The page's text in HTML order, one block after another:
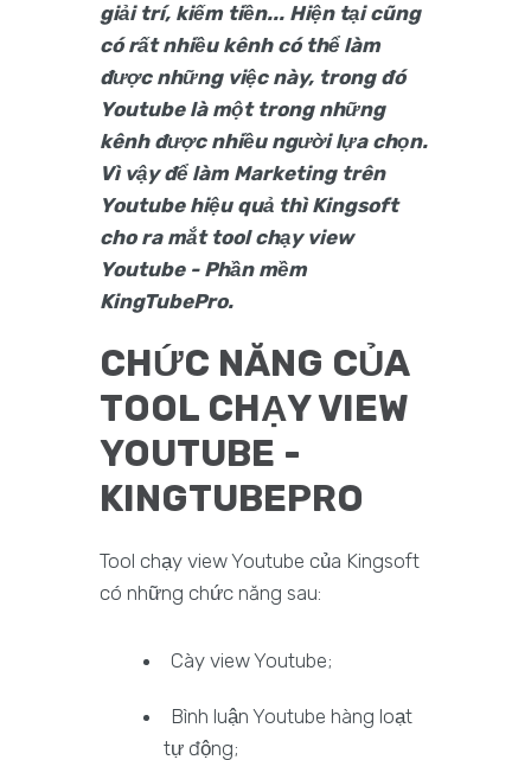
giải trí, kiếm tiền... Hiện tại cũng
có rất nhiều kênh có thể làm
được những việc này, trong đó
Youtube là một trong những
kênh được nhiều người lựa chọn.
Vì vậy để làm Marketing trên
Youtube hiệu quả thì Kingsoft
cho ra mắt tool chạy view
Youtube - Phần mềm
KingTubePro.
CHỨC NĂNG CỦA
TOOL CHẠY VIEW
YOUTUBE -
KINGTUBEPRO
Tool chạy view Youtube của Kingsoft
có những chức năng sau:
Cày view Youtube;
Bình luận Youtube hàng loạt
tự động;